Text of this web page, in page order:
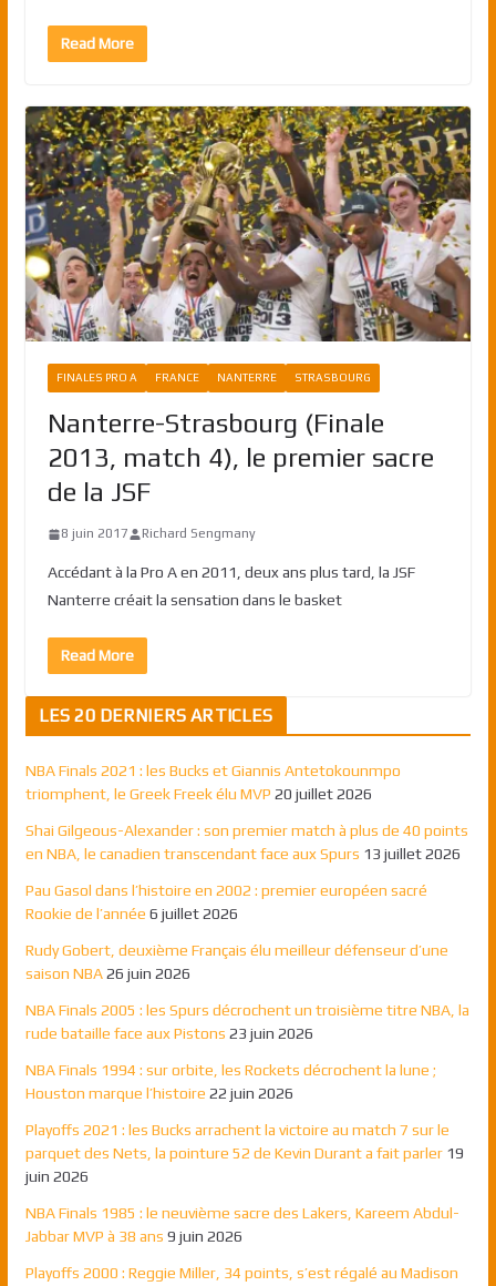
Read More
FINALES PRO A FRANCE NANTERRE STRASBOURG
Nanterre-Strasbourg (Finale
2013, match 4), le premier sacre
de la JSF
8 juin 2017 Richard Sengmany
Accédant à la Pro A en 2011, deux ans plus tard, la JSF
Nanterre créait la sensation dans le basket
Read More
LES 20 DERNIERS ARTICLES
NBA Finals 2021 : les Bucks et Giannis Antetokounmpo
triomphent, le Greek Freek élu MVP 20 juillet 2026
Shai Gilgeous-Alexander : son premier match à plus de 40 points
en NBA, le canadien transcendant face aux Spurs 13 juillet 2026
Pau Gasol dans l’histoire en 2002 : premier européen sacré
Rookie de l’année 6 juillet 2026
Rudy Gobert, deuxième Français élu meilleur défenseur d’une
saison NBA 26 juin 2026
NBA Finals 2005 : les Spurs décrochent un troisième titre NBA, la
rude bataille face aux Pistons 23 juin 2026
NBA Finals 1994 : sur orbite, les Rockets décrochent la lune ;
Houston marque l’histoire 22 juin 2026
Playoffs 2021 : les Bucks arrachent la victoire au match 7 sur le
parquet des Nets, la pointure 52 de Kevin Durant a fait parler 19
juin 2026
NBA Finals 1985 : le neuvième sacre des Lakers, Kareem Abdul-
Jabbar MVP à 38 ans 9 juin 2026
Playoffs 2000 : Reggie Miller, 34 points, s’est régalé au Madison